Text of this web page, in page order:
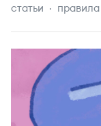
статьи